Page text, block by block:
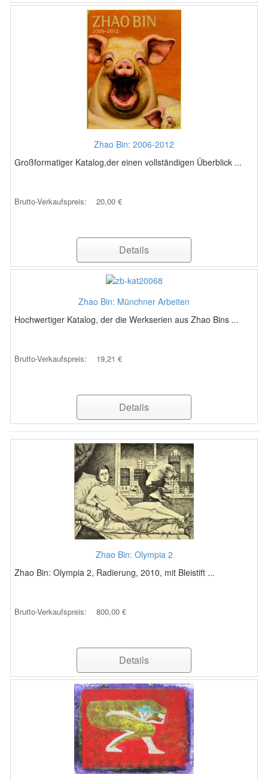
Zhao Bin: 2006-2012
Großformatiger Katalog,der einen vollständigen Überblick ...
Brutto-Verkaufspreis: 20,00 €
Details
Zhao Bin: Münchner Arbeiten
Hochwertiger Katalog, der die Werkserien aus Zhao Bins ...
Brutto-Verkaufspreis: 19,21 €
Details
Zhao Bin: Olympia 2
Zhao Bin: Olympia 2, Radierung, 2010, mit Bleistift ...
Brutto-Verkaufspreis: 800,00 €
Details